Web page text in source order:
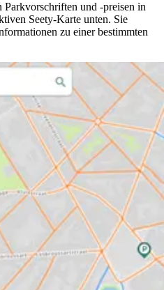
und -preisen in
Seety-Karte unten. Sie
zu einer bestimmten